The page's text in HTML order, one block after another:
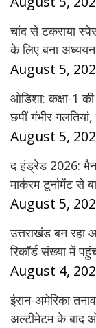
चांद से टकराया
के लिए बना
August 5,
ओडिशा: कक्षा-1
छपीं गंभीर
August 5,
द हंड्रेड 2026:
मार्करम टूर्नामेंट से
August 5,
उत्तराखंड बन रहा
रिकॉर्ड संख्या में
August 4,
ईरान-अमेरिका
अल्टीमेटम के बाद